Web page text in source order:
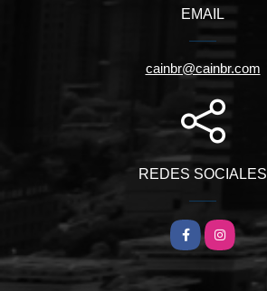
EMAIL
cainbr@cainbr.com
REDES SOCIALES
FacebookInstagram